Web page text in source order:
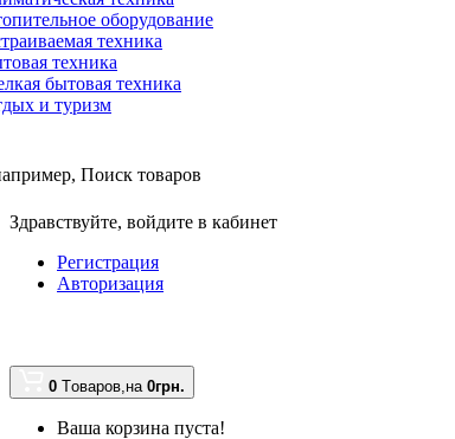
оборудование
техника
техника
бытовая техника
и туризм
Поиск товаров
Здравствуйте, войдите в кабинет
Регистрация
Авторизация
0 Tоваров,на 0грн.
Ваша корзина пуста!